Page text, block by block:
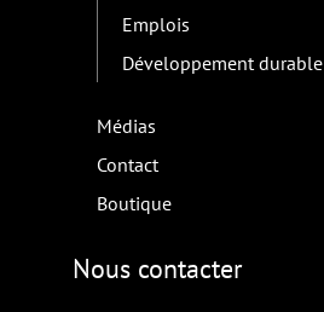
Emplois
Développement durable
Médias
Contact
Boutique
Nous contacter